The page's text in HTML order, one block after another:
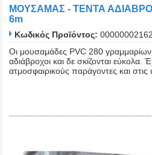
ΜΟΥΣΑΜΑΣ - ΤΕΝΤΑ
6m
Κωδικός Προϊόντος:
Οι μουσαμάδες PVC 280 γραμμαρίων
αδιάβροχοι και δε σκίζονται
ατμοσφαιρικούς παράγοντες και στις